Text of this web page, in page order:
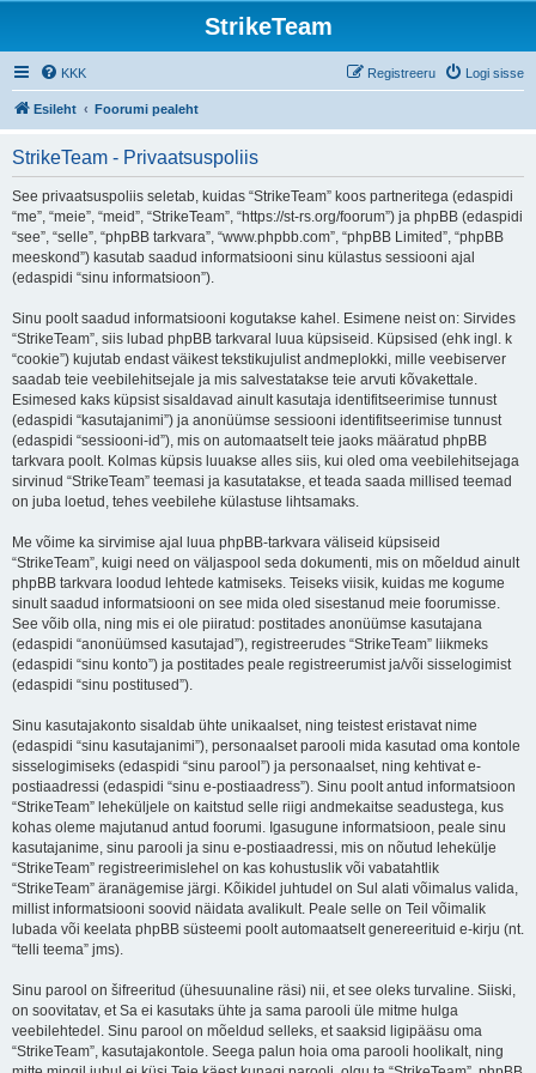
StrikeTeam
KKK Logi sisse
Registreeru
Esileht Foorumi pealeht
StrikeTeam - Privaatsuspoliis
See privaatsuspoliis seletab, kuidas “StrikeTeam” koos partneritega (edaspidi
“me”, “meie”, “meid”, “StrikeTeam”, “https://st-rs.org/foorum”) ja phpBB (edaspidi
“see”, “selle”, “phpBB tarkvara”, “www.phpbb.com”, “phpBB Limited”, “phpBB
meeskond”) kasutab saadud informatsiooni sinu külastus sessiooni ajal
(edaspidi “sinu informatsioon”).
Sinu poolt saadud informatsiooni kogutakse kahel. Esimene neist on: Sirvides
“StrikeTeam”, siis lubad phpBB tarkvaral luua küpsiseid. Küpsised (ehk ingl. k
“cookie”) kujutab endast väikest tekstikujulist andmeplokki, mille veebiserver
saadab teie veebilehitsejale ja mis salvestatakse teie arvuti kõvakettale.
Esimesed kaks küpsist sisaldavad ainult kasutaja identifitseerimise tunnust
(edaspidi “kasutajanimi”) ja anonüümse sessiooni identifitseerimise tunnust
(edaspidi “sessiooni-id”), mis on automaatselt teie jaoks määratud phpBB
tarkvara poolt. Kolmas küpsis luuakse alles siis, kui oled oma veebilehitsejaga
sirvinud “StrikeTeam” teemasi ja kasutatakse, et teada saada millised teemad
on juba loetud, tehes veebilehe külastuse lihtsamaks.
Me võime ka sirvimise ajal luua phpBB-tarkvara väliseid küpsiseid
“StrikeTeam”, kuigi need on väljaspool seda dokumenti, mis on mõeldud ainult
phpBB tarkvara loodud lehtede katmiseks. Teiseks viisik, kuidas me kogume
sinult saadud informatsiooni on see mida oled sisestanud meie foorumisse.
See võib olla, ning mis ei ole piiratud: postitades anonüümse kasutajana
(edaspidi “anonüümsed kasutajad”), registreerudes “StrikeTeam” liikmeks
(edaspidi “sinu konto”) ja postitades peale registreerumist ja/või sisselogimist
(edaspidi “sinu postitused”).
Sinu kasutajakonto sisaldab ühte unikaalset, ning teistest eristavat nime
(edaspidi “sinu kasutajanimi”), personaalset parooli mida kasutad oma kontole
sisselogimiseks (edaspidi “sinu parool”) ja personaalset, ning kehtivat e-
postiaadressi (edaspidi “sinu e-postiaadress”). Sinu poolt antud informatsioon
“StrikeTeam” leheküljele on kaitstud selle riigi andmekaitse seadustega, kus
kohas oleme majutanud antud foorumi. Igasugune informatsioon, peale sinu
kasutajanime, sinu parooli ja sinu e-postiaadressi, mis on nõutud lehekülje
“StrikeTeam” registreerimislehel on kas kohustuslik või vabatahtlik
“StrikeTeam” äranägemise järgi. Kõikidel juhtudel on Sul alati võimalus valida,
millist informatsiooni soovid näidata avalikult. Peale selle on Teil võimalik
lubada või keelata phpBB süsteemi poolt automaatselt genereerituid e-kirju (nt.
“telli teema” jms).
Sinu parool on šifreeritud (ühesuunaline räsi) nii, et see oleks turvaline. Siiski,
on soovitatav, et Sa ei kasutaks ühte ja sama parooli üle mitme hulga
veebilehtedel. Sinu parool on mõeldud selleks, et saaksid ligipääsu oma
“StrikeTeam”, kasutajakontole. Seega palun hoia oma parooli hoolikalt, ning